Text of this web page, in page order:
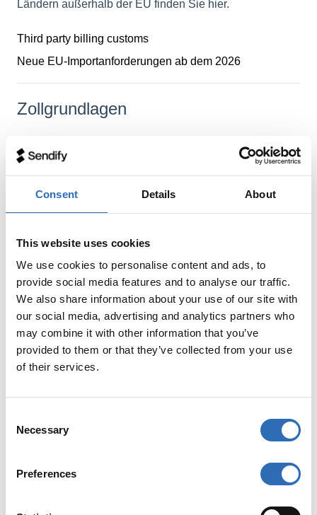
Consent Details About
This website uses cookies
We use cookies to personalise content and ads, to
provide social media features and to analyse our traffic.
We also share information about your use of our site with
our social media, advertising and analytics partners who
may combine it with other information that you’ve
provided to them or that they’ve collected from your use
of their services.
Necessary
Preferences
Ländern außerhalb der EU finden Sie hier.
Third party billing customs
Neue EU-Importanforderungen ab dem 2026
Zollgrundlagen
So erstellen Sie eine Zollrechnung
Pro-forma- vs. Handelsrechnung
Kosten und Bedingungen
Lieferbedingungen, Zollgebühren und Einfuhrsteuern
Bedingungen für die Buchung von DDP (Delivered Duty
Länderspezifisch
UIT-Nummer erforderlich
Zollabwicklung für Sendungen in die Schweiz durch